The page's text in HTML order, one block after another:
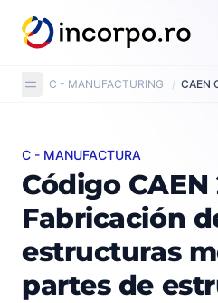
principal
C - MANUFACTURING /
Código CAEN 2511:
C - MANUFACTURA
Código CAEN
Fabricación
estructuras
partes de